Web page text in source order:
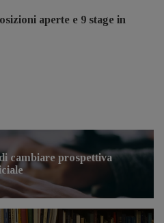
aperte e 9 stage in
cambiare prospettiva